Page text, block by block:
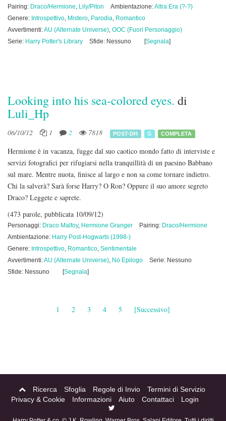
Pairing: Draco/Hermione, Lily/Piton Ambientazione:Altra Era (?-?)
Genere: Introspettivo, Mistero, Parodia, Romantico
Avvertimenti:AU (Alternate Universe), OOC (Fuori Personaggio)
Serie: Harry Potter's Library Sfide: Nessuno [Segnala]
Looking into his sea-colored eyes. di
Luli_Hp
06/10/12 1 2 7818 POST-DH G COMPLETA
Hermione è in vacanza, fugge dal suo caotico mondo fatto di interviste e
servizi fotografici per rifugiarsi nella tranquillità di un paesino Babbano
sul mare. Mentre nuota, finisce al largo e non sa come tornare indietro.
Chi la salverà? Sarà forse Harry? O Ron? Oppure il suo amore segreto
Draco? Leggete e saprete.
(473 parole, pubblicata 10/09/12)
Personaggi: Draco Malfoy, Hermione Granger Pairing: Draco/Hermione
Ambientazione: Harry Post-Hogwarts (1998-)
Genere: Introspettivo, Romantico, Sentimentale
Avvertimenti:AU (Alternate Universe), No Epilogo
Serie: Nessuno
Sfide: Nessuno
[Segnala]
1 2 3 4 5 [Successivo]
Ricerca Sfoglia Regole di Invio
Termini di Servizio
Privacy & Cookie
Informazioni Aiuto Contattaci Login